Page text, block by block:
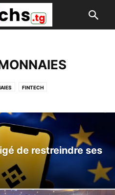
FINTECH
de restreindre ses